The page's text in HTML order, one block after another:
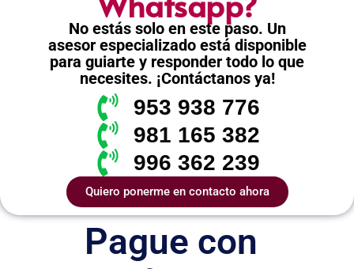
No estás solo en este paso. Un
asesor especializado está disponible
para guiarte y responder todo lo que
necesites. ¡Contáctanos ya!
953 938 776
981 165 382
996 362 239
Quiero ponerme en contacto ahora
Pague con